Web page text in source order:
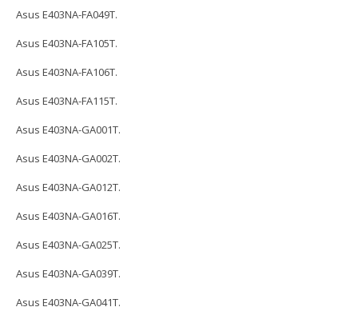
Asus E403NA-FA049T.
Asus E403NA-FA105T.
Asus E403NA-FA106T.
Asus E403NA-FA115T.
Asus E403NA-GA001T.
Asus E403NA-GA002T.
Asus E403NA-GA012T.
Asus E403NA-GA016T.
Asus E403NA-GA025T.
Asus E403NA-GA039T.
Asus E403NA-GA041T.